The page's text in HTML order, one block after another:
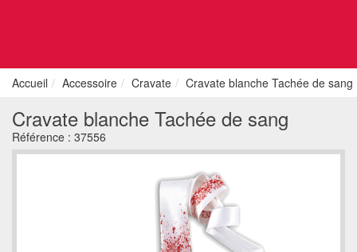
Accueil Accessoire Cravate Cravate blanche Tachée de sang
Cravate blanche Tachée de sang
Référence : 37556